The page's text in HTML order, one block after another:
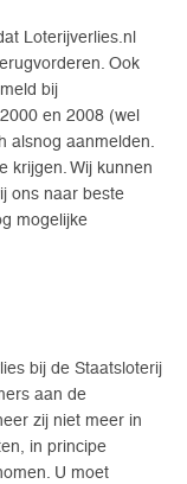
Loterijverlies.nl
Ook
bij
en 2008 (wel
alsnog aanmelden.
krijgen. Wij kunnen
ons naar beste
mogelijke
bij de Staatsloterij
aan de
zij niet meer in
in principe
U moet